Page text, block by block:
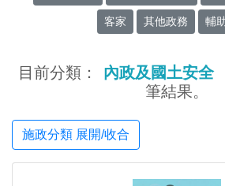
客家 其他政務 輔
目前分類： 內政及國土安全
筆結果。
施政分類 展開/收合